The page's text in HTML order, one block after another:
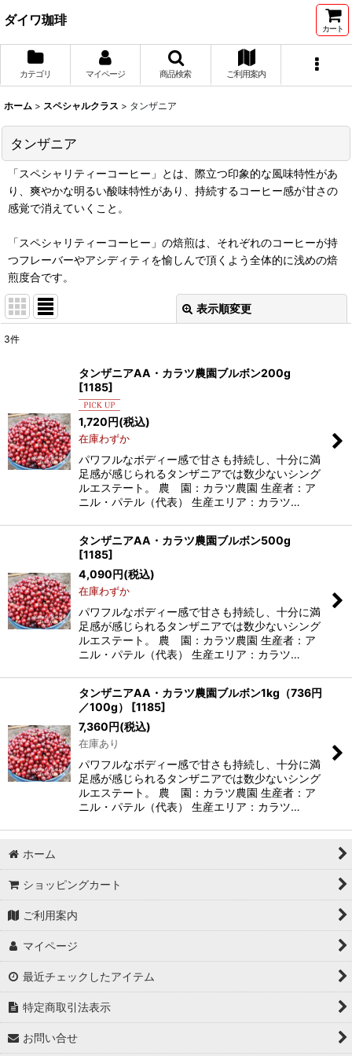
ダイワ珈琲
カート
カテゴリ マイページ 商品検索 ご利用案内
ホーム > スペシャルクラス > タンザニア
タンザニア
「スペシャリティーコーヒー」とは、際立つ印象的な風味特性があ
り、爽やかな明るい酸味特性があり、持続するコーヒー感が甘さの
感覚で消えていくこと。
「スペシャリティーコーヒー」の焙煎は、それぞれのコーヒーが持
つフレーバーやアシディティを愉しんで頂くよう全体的に浅めの焙
煎度合です。
表示順変更
3件
タンザニアAA・カラツ農園ブルボン200g
[1185]
1,720円(税込)
在庫わずか
パワフルなボディー感で甘さも持続し、十分に満
足感が感じられるタンザニアでは数少ないシング
ルエステート。 農 園：カラツ農園 生産者：ア
ニル・パテル（代表） 生産エリア：カラツ…
タンザニアAA・カラツ農園ブルボン500g
[1185]
4,090円(税込)
在庫わずか
パワフルなボディー感で甘さも持続し、十分に満
足感が感じられるタンザニアでは数少ないシング
ルエステート。 農 園：カラツ農園 生産者：ア
ニル・パテル（代表） 生産エリア：カラツ…
タンザニアAA・カラツ農園ブルボン1kg（736円
／100g）
[1185]
7,360円(税込)
在庫あり
パワフルなボディー感で甘さも持続し、十分に満
足感が感じられるタンザニアでは数少ないシング
ルエステート。 農 園：カラツ農園 生産者：ア
ニル・パテル（代表） 生産エリア：カラツ…
ホーム
ショッピングカート
ご利用案内
マイページ
最近チェックしたアイテム
特定商取引法表示
お問い合せ